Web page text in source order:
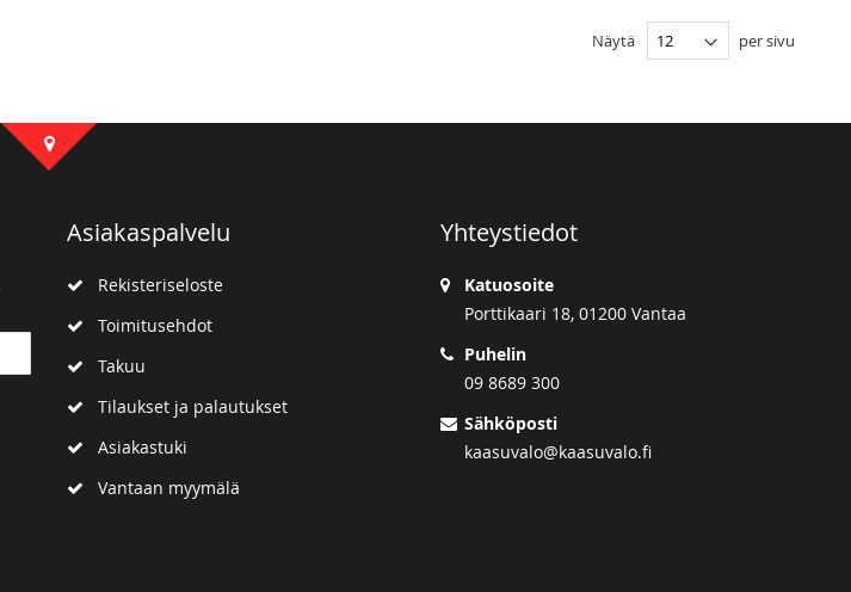
Näytä per sivu
Asiakaspalvelu
Rekisteriseloste
Toimitusehdot
Takuu
Tilaukset ja palautukset
Asiakastuki
Vantaan myymälä
Yhteystiedot
Katuosoite
Porttikaari 18, 01200 Vantaa
Puhelin
09 8689 300
Sähköposti
kaasuvalo@kaasuvalo.fi